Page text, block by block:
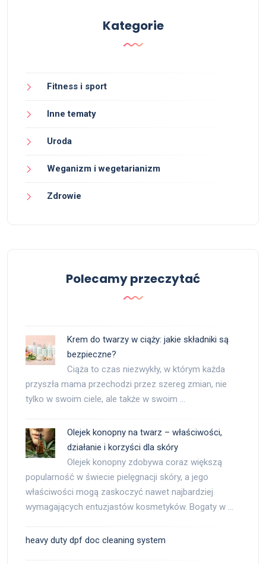
Kategorie
Fitness i sport
Inne tematy
Uroda
Weganizm i wegetarianizm
Zdrowie
Polecamy przeczytać
Krem do twarzy w ciąży: jakie składniki są
bezpieczne?
Ciąża to czas niezwykły, w którym każda
przyszła mama przechodzi przez szereg zmian, nie
tylko w swoim ciele, ale także w swoim …
Olejek konopny na twarz – właściwości,
działanie i korzyści dla skóry
Olejek konopny zdobywa coraz większą
popularność w świecie pielęgnacji skóry, a jego
właściwości mogą zaskoczyć nawet najbardziej
wymagających entuzjastów kosmetyków. Bogaty w …
heavy duty dpf doc cleaning system